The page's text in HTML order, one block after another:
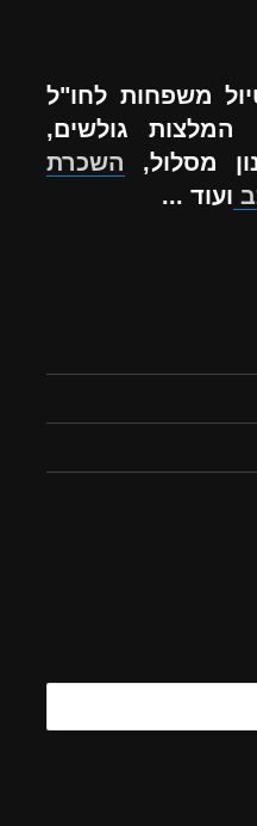
משפחות לחו"ל
המלצות גולשים,
מסלול, השכרת
ועוד ...